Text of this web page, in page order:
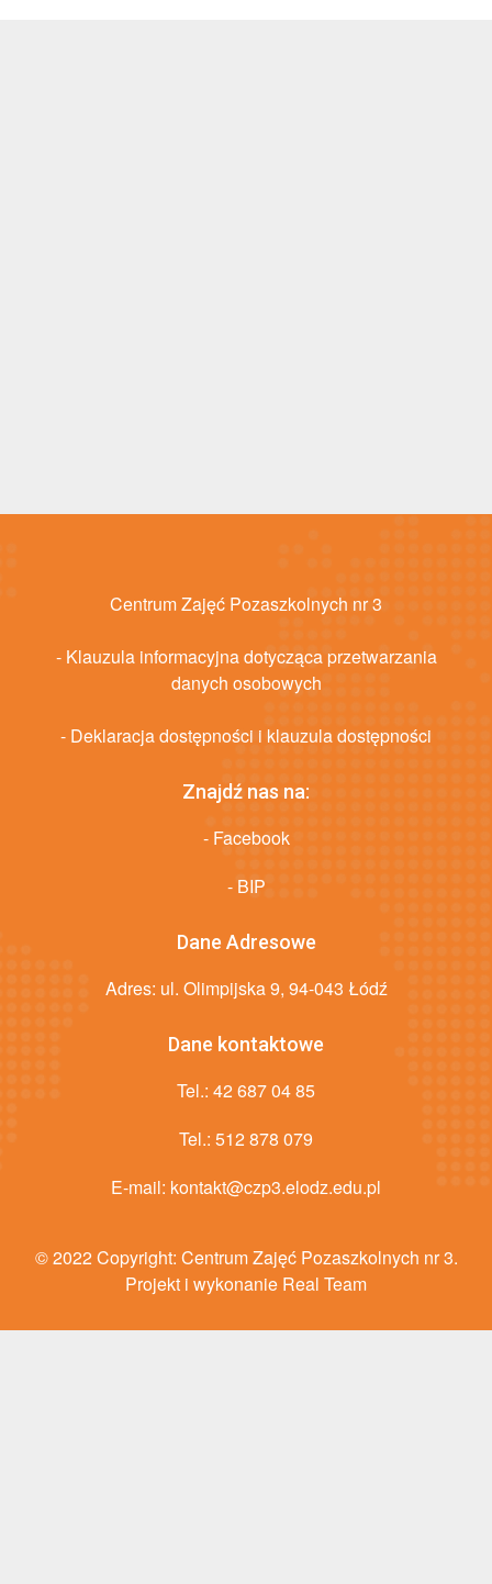
Centrum Zajęć Pozaszkolnych nr 3
- Klauzula informacyjna dotycząca przetwarzania
danych osobowych
- Deklaracja dostępności i klauzula dostępności
Znajdź nas na:
- Facebook
- BIP
Dane Adresowe
Adres: ul. Olimpijska 9, 94-043 Łódź
Dane kontaktowe
Tel.: 42 687 04 85
Tel.: 512 878 079
E-mail: kontakt@czp3.elodz.edu.pl
© 2022 Copyright: Centrum Zajęć Pozaszkolnych nr 3.
Projekt i wykonanie Real Team